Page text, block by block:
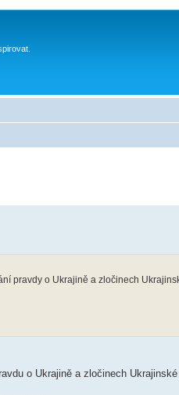
pravdy o Ukrajině a zločinech
o Ukrajině a zločinech